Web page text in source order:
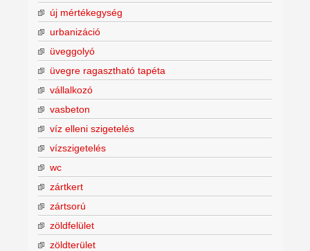
új mértékegység
urbanizáció
üveggolyó
üvegre ragasztható tapéta
vállalkozó
vasbeton
víz elleni szigetelés
vízszigetelés
wc
zártkert
zártsorú
zöldfelület
zöldterület